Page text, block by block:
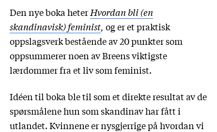
Den nye boka heterHvordan bli (en
skandinavisk) feminist, og er et praktisk
oppslagsverk bestående av 20 punkter som
oppsummerer noen av Breens viktigste
lærdommer fra et liv som feminist.
Idéen til boka ble til som et direkte resultat av de
spørsmålene hun som skandinav har fått i
utlandet. Kvinnene er nysgjerrige på hvordan vi